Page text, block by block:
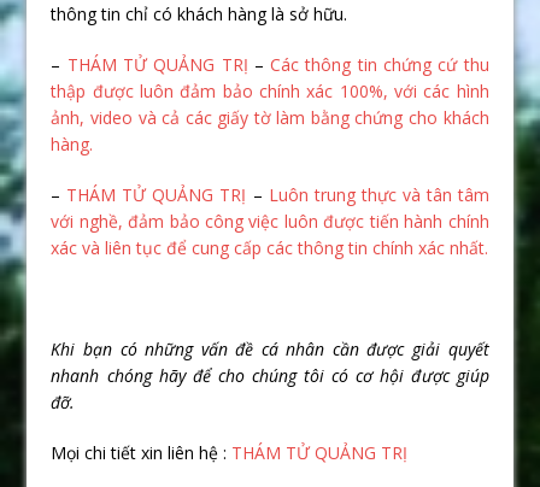
thông tin chỉ có khách hàng là sở hữu.
– THÁM TỬ QUẢNG TRỊ –Các thông tin chứng cứ thu
thập được luôn đảm bảo chính xác 100%, với các hình
ảnh, video và cả các giấy tờ làm bằng chứng cho khách
hàng.
– THÁM TỬ QUẢNG TRỊ – Luôn trung thực và tân tâm
với nghề, đảm bảo công việc luôn được tiến hành chính
xác và liên tục để cung cấp các thông tin chính xác nhất.
Khi bạn có những vấn đề cá nhân cần được giải quyết
nhanh chóng hãy đểcho chúng tôi có cơhội được giúp
đỡ.
Mọi chi tiết xin liên hệ : THÁM TỬ QUẢNG TRỊ